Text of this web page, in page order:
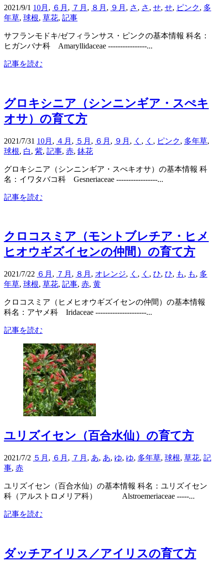
2021/9/1 10月 , ６月 , ７月 , ８月 , ９月 , さ , さ , せ, せ, ピンク, 多
年草, 球根, 草花, 記事
サフランモドキ/ゼフィランサス・ピンクの基本情報 科名：
ヒガンバナ科 Amaryllidaceae ----------------...
記事を読む
グロキシニア（シンニンギア・スぺキ
オサ）の育て方
2021/7/31 10月 , ４月 , ５月 , ６月 , ９月 , く , く , ピンク, 多年草,
球根, 白, 紫, 記事, 赤, 鉢花
グロキシニア（シンニンギア・スぺキオサ）の基本情報 科
名：イワタバコ科 Gesneriaceae -----------------...
記事を読む
クロコスミア（モントブレチア・ヒメ
ヒオウギズイセンの仲間）の育て方
2021/7/22 ６月 , ７月 , ８月 , オレンジ, く , く , ひ, ひ, も, も, 多
年草, 球根, 草花, 記事, 赤, 黄
クロコスミア（ヒメヒオウギズイセンの仲間）の基本情報
科名：アヤメ科 Iridaceae ---------------------...
記事を読む
ユリズイセン（百合水仙）の育て方
2021/7/2 ５月 , ６月 , ７月 , あ, あ, ゆ, ゆ, 多年草, 球根, 草花, 記
事, 赤
ユリズイセン（百合水仙）の基本情報 科名：ユリズイセン
科（アルストロメリア科） Alstroemeriaceae -----...
記事を読む
ダッチアイリス／アイリスの育て方